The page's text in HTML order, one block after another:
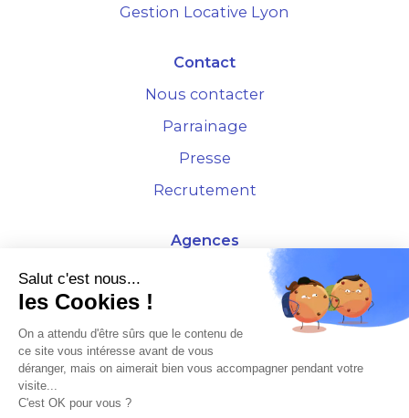
Gestion Locative Lyon
Contact
Nous contacter
Parrainage
Presse
Recrutement
Agences
4 Rue de la Bourse - 69001 Lyon
10 rue d'Austerlitz - 75012 Paris
À L'HORIZON 2025
Salut c'est nous...
les Cookies !
On a attendu d'être sûrs que le contenu de
ce site vous intéresse avant de vous
déranger, mais on aimerait bien vous accompagner pendant votre
visite...
C'est OK pour vous ?